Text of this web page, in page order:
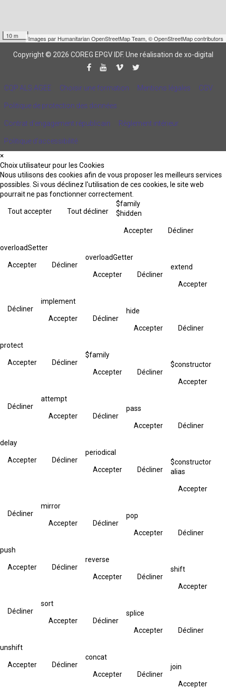
10 m Images par Humanitarian OpenStreetMap Team, © OpenStreetMap contributors
Copyright © 2026 COREG EPGV IDF. Une réalisation de xo-digital
CQP ALS AGEE Choisir une formation Mentions légales CGV
Politique de protection des données
Contrat d'engagement républicain Règlement intérieur
Politique d’accessibilité
×
Choix utilisateur pour les Cookies
Nous utilisons des cookies afin de vous proposer les meilleurs services
possibles. Si vous déclinez l'utilisation de ces cookies, le site web
pourrait ne pas fonctionner correctement.
Tout accepter Tout décliner
$family
$hidden
Accepter Décliner
overloadSetter
Accepter Décliner
overloadGetter
Accepter Décliner
extend
Accepter
Décliner
implement
Accepter Décliner
hide
Accepter Décliner
protect
Accepter Décliner
$family
Accepter Décliner
$constructor
Accepter
Décliner
attempt
Accepter Décliner
pass
Accepter Décliner
delay
Accepter Décliner
periodical
Accepter Décliner
$constructor
alias
Accepter
Décliner
mirror
Accepter Décliner
pop
Accepter Décliner
push
Accepter Décliner
reverse
Accepter Décliner
shift
Accepter
Décliner
sort
Accepter Décliner
splice
Accepter Décliner
unshift
Accepter Décliner
concat
Accepter Décliner
join
Accepter